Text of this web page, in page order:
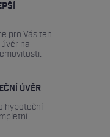
pro Vás.
úvěrovou
celým
úvěru.
pro Vás ten
na
ÚVĚR
hypoteční